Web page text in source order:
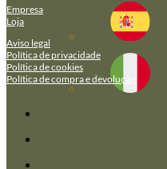
Empresa
Loja
Aviso legal
Política de privacidade
Política de cookies
Política de compra e devolução